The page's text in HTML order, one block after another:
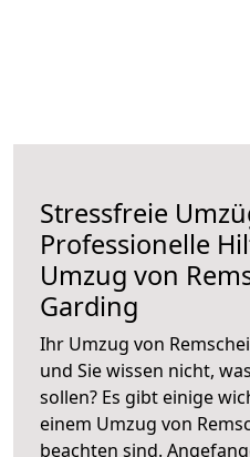
Stressfreie
Professionelle
Umzug von
Garding
Ihr Umzug von
und Sie wissen nicht,
sollen? Es gibt einige
einem Umzug von
beachten sind.